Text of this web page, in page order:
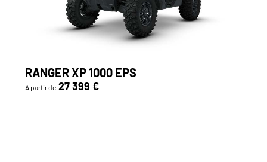
RANGER XP 1000 EPS
A partir de 27 399 €